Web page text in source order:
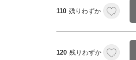
110 残りわずか
120 残りわずか